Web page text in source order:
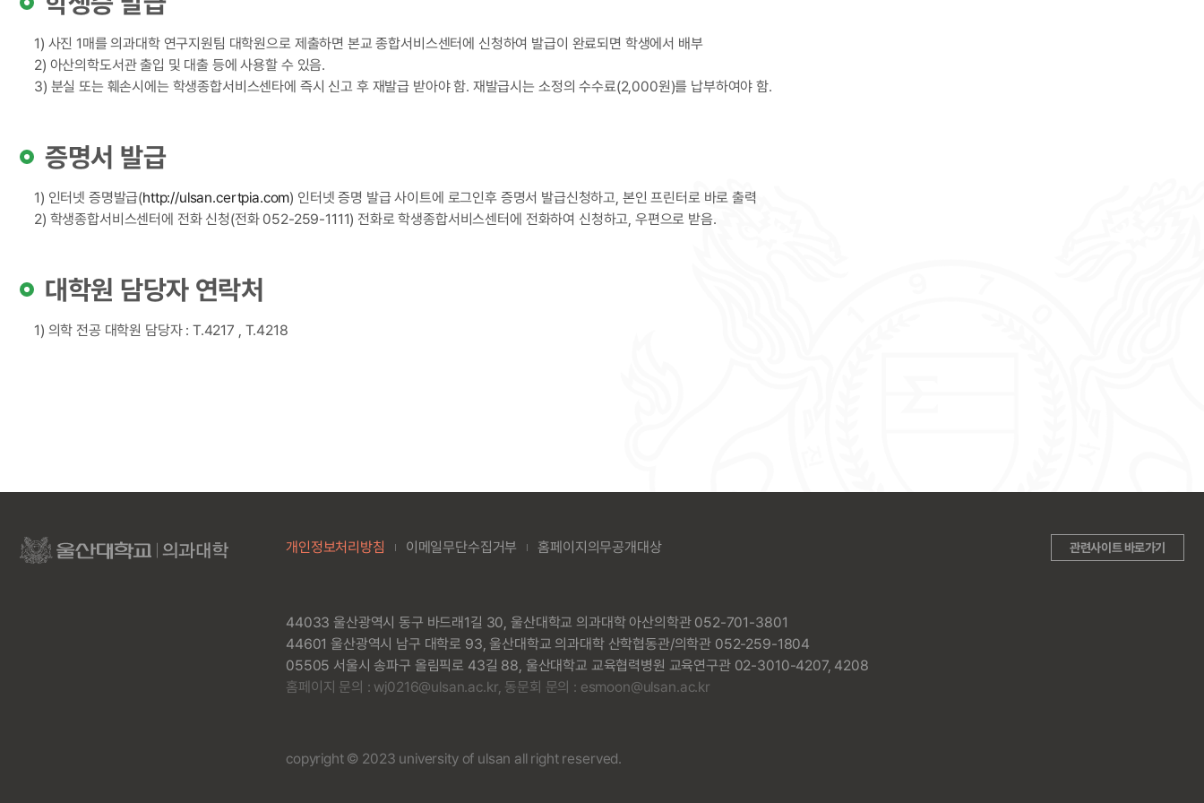
1) 사진 1매를 의과대학 연구지원팀 대학원으로 제출하면 본교 종합서비스센터에 신청하여 발급이 완료되면 학생에서 배부
2) 아산의학도서관 출입 및 대출 등에 사용할 수 있음.
3) 분실 또는 훼손시에는 학생종합서비스센타에 즉시 신고 후 재발급 받아야 함. 재발급시는 소정의 수수료(2,000원)를 납부하여야 함.
증명서 발급
1) 인터넷 증명발급(http://ulsan.certpia.com) 인터넷 증명 발급 사이트에 로그인후 증명서 발급신청하고, 본인 프린터로 바로 출력
2) 학생종합서비스센터에 전화 신청(전화 052-259-1111) 전화로 학생종합서비스센터에 전화하여 신청하고, 우편으로 받음.
대학원 담당자 연락처
1) 의학 전공 대학원 담당자 : T.4217 , T.4218
개인정보처리방침 이메일무단수집거부 홈페이지의무공개대상
44033 울산광역시 동구 바드래1길 30, 울산대학교 의과대학 아산의학관 052-701-3801
44601 울산광역시 남구 대학로 93, 울산대학교 의과대학 산학협동관/의학관 052-259-1804
05505 서울시 송파구 올림픽로 43길 88, 울산대학교 교육협력병원 교육연구관 02-3010-4207, 4208
홈페이지 문의 : wj0216@ulsan.ac.kr, 동문회 문의 : esmoon@ulsan.ac.kr
copyright © 2023 university of ulsan all right reserved.
관련사이트 바로가기